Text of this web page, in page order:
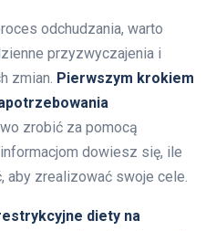
odchudzania, warto
przyzwyczajenia i
zmian. Pierwszym krokiem
zrobić za pomocą
dowiesz się, ile
aby zrealizować swoje cele.
diety na